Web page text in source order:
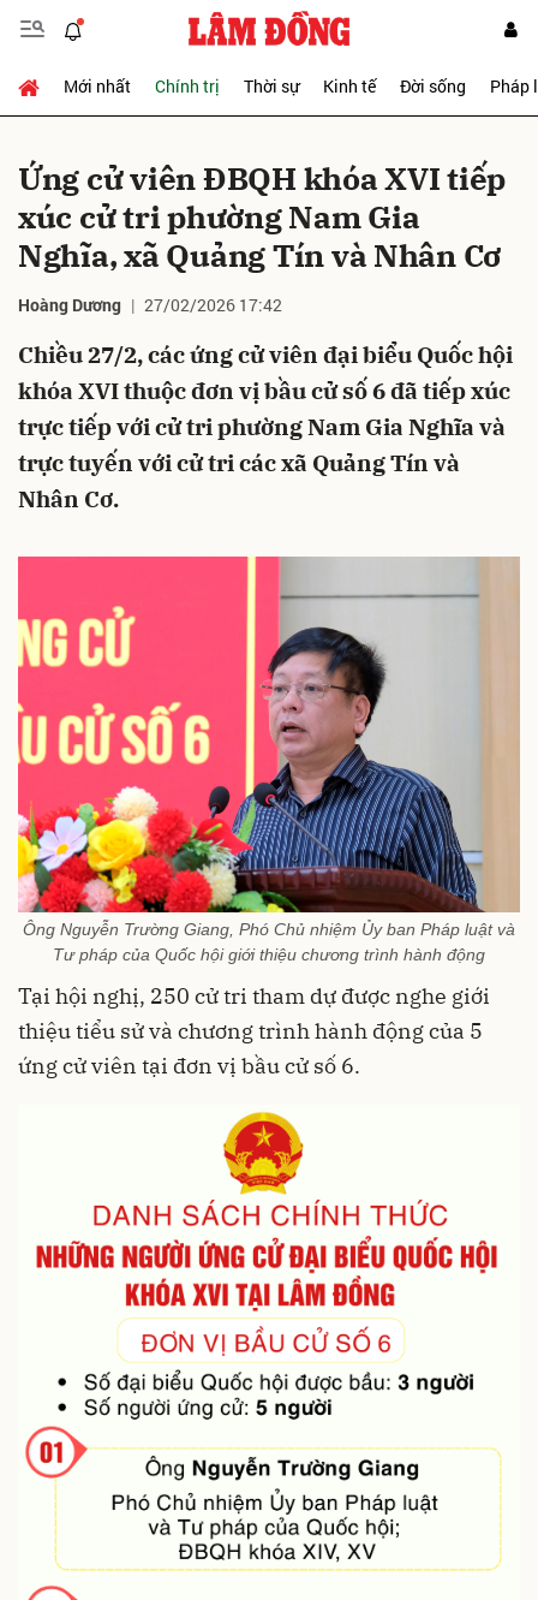
Mới nhất Chính trị Thời sự Kinh tế Đời sống Pháp
Ứng cử viên ĐBQH khóa XVI tiếp
xúc cử tri phường Nam Gia
Nghĩa, xã Quảng Tín và Nhân Cơ
Hoàng Dương 27/02/2026 17:42
Chiều 27/2, các ứng cử viên đại biểu Quốc hội
khóa XVI thuộc đơn vị bầu cử số 6 đã tiếp xúc
trực tiếp với cử tri phường Nam Gia Nghĩa và
trực tuyến với cử tri các xã Quảng Tín và
Nhân Cơ.
Ông Nguyễn Trường Giang, Phó Chủ nhiệm Ủy ban Pháp luật và
Tư pháp của Quốc hội giới thiệu chương trình hành động
Tại hội nghị, 250 cử tri tham dự được nghe giới
thiệu tiểu sử và chương trình hành động của 5
ứng cử viên tại đơn vị bầu cử số 6.
Gửi bình luận
Hủy Gửi